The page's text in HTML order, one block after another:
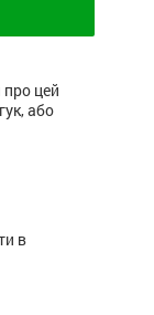
про цей
або
в